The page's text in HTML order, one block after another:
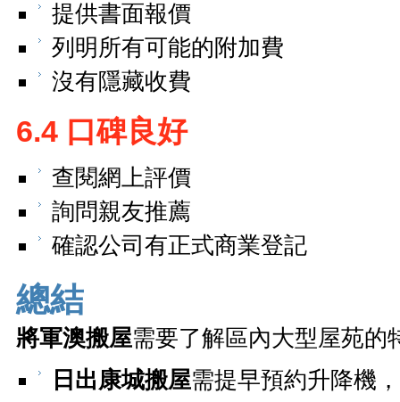
提供書面報價
列明所有可能的附加費
沒有隱藏收費
6.4 口碑良好
查閱網上評價
詢問親友推薦
確認公司有正式商業登記
總結
將軍澳搬屋需要了解區內大型屋苑的
日出康城搬屋需提早預約升降機